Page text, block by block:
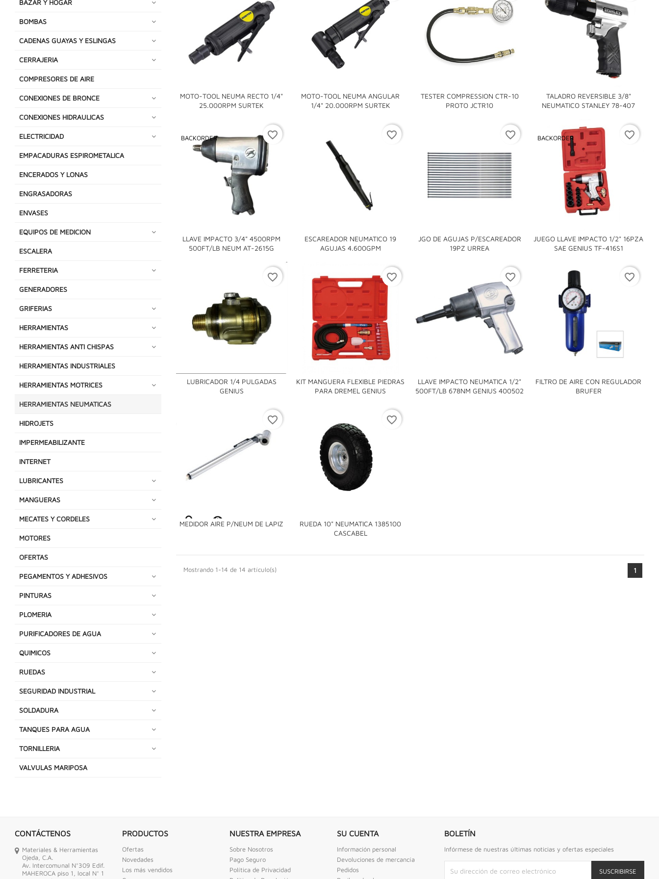
BAZAR Y HOGAR
BOMBAS
CADENAS GUAYAS Y ESLINGAS
CERRAJERIA
COMPRESORES DE AIRE
CONEXIONES DE BRONCE
CONEXIONES HIDRAULICAS
ELECTRICIDAD
EMPACADURAS ESPIROMETALICA
ENCERADOS Y LONAS
ENGRASADORAS
ENVASES
EQUIPOS DE MEDICION
ESCALERA
FERRETERIA
GENERADORES
GRIFERIAS
HERRAMIENTAS
HERRAMIENTAS ANTI CHISPAS
HERRAMIENTAS INDUSTRIALES
HERRAMIENTAS MOTRICES
HERRAMIENTAS NEUMATICAS
HIDROJETS
IMPERMEABILIZANTE
INTERNET
LUBRICANTES
MANGUERAS
MECATES Y CORDELES
MOTORES
OFERTAS
PEGAMENTOS Y ADHESIVOS
PINTURAS
PLOMERIA
PURIFICADORES DE AGUA
QUIMICOS
RUEDAS
SEGURIDAD INDUSTRIAL
SOLDADURA
TANQUES PARA AGUA
TORNILLERIA
VALVULAS MARIPOSA
MOTO-TOOL NEUMA RECTO 1/4"
25.000RPM SURTEK

MOTO-TOOL NEUMA ANGULAR
1/4" 20.000RPM SURTEK

TESTER COMPRESSION CTR-10
PROTO JCTR10

TALADRO REVERSIBLE 3/8"
NEUMATICO STANLEY 78-407

LLAVE IMPACTO 3/4" 4500RPM
500FT/LB NEUM AT-2615G
BACKORDER

favorite_border
ESCAREADOR NEUMATICO 19
AGUJAS 4.600GPM

favorite_border
JGO DE AGUJAS P/ESCAREADOR
19PZ URREA

favorite_border
JUEGO LLAVE IMPACTO 1/2" 16PZA
SAE GENIUS TF-416S1
BACKORDER

favorite_border
LUBRICADOR 1/4 PULGADAS
GENIUS

favorite_border
KIT MANGUERA FLEXIBLE PIEDRAS
PARA DREMEL GENIUS

favorite_border
LLAVE IMPACTO NEUMATICA 1/2"
500FT/LB 678NM GENIUS 400502

favorite_border
FILTRO DE AIRE CON REGULADOR
BRUFER

favorite_border
MEDIDOR AIRE P/NEUM DE LAPIZ

favorite_border
RUEDA 10" NEUMATICA 1385100
CASCABEL

favorite_border
Mostrando 1-14 de 14 artículo(s) 1
CONTÁCTENOS
Materiales & Herramientas
Ojeda, C.A.
Av. Intercomunal N°309 Edif.
MAHEROCA piso 1, local N° 1
PRODUCTOS
Ofertas
Novedades
Los más vendidos
NUESTRA EMPRESA
Sobre Nosotros
Pago Seguro
Política de Privacidad
SU CUENTA
Información personal
Devoluciones de mercancía
Pedidos
BOLETÍN
Infórmese de nuestras últimas noticias y ofertas especiales